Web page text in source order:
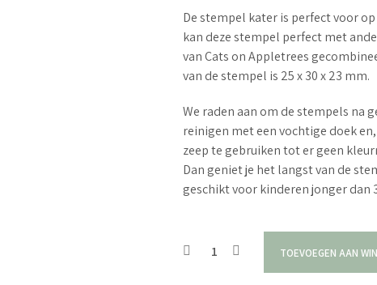
De stempel kater is perfect voor
kan deze stempel perfect met
van Cats on Appletrees
van de stempel is 25 x 30 x 23 mm.
We raden aan om de stempels na
reinigen met een vochtige doek
zeep te gebruiken tot er geen
Dan geniet je het langst van de
geschikt voor kinderen jonger dan
TOEVOEGEN AAN